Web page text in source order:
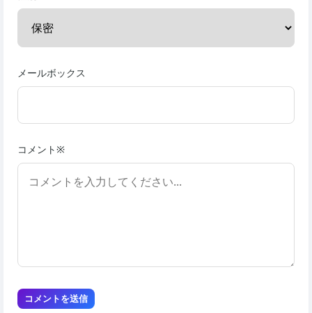
メールボックス
コメント※
コメントを送信